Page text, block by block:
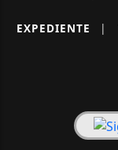
EXPEDIENTE |